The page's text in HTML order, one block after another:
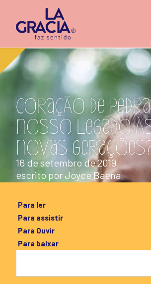
Coração de
nosso legado
novas
16 de setembro de 2019
escrito porJoyce Baena
Para ler
Para assistir
Para Ouvir
Para baixar